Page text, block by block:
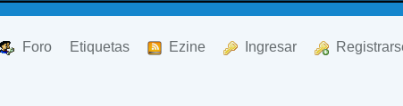
Foro Etiquetas Ezine Ingresar